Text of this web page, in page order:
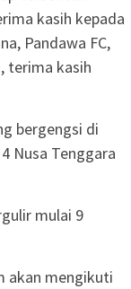
kasih kepada
Pandawa FC,
terima kasih
bergengsi di
Nusa Tenggara
mulai 9
akan mengikuti